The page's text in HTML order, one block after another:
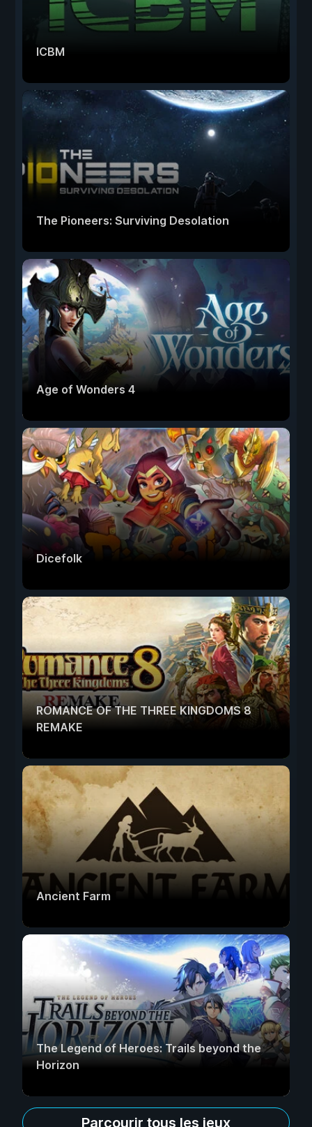
ICBM
The Pioneers: Surviving Desolation
Age of Wonders 4
Dicefolk
ROMANCE OF THE THREE KINGDOMS 8
REMAKE
Ancient Farm
The Legend of Heroes: Trails beyond the
Horizon
Parcourir tous les jeux